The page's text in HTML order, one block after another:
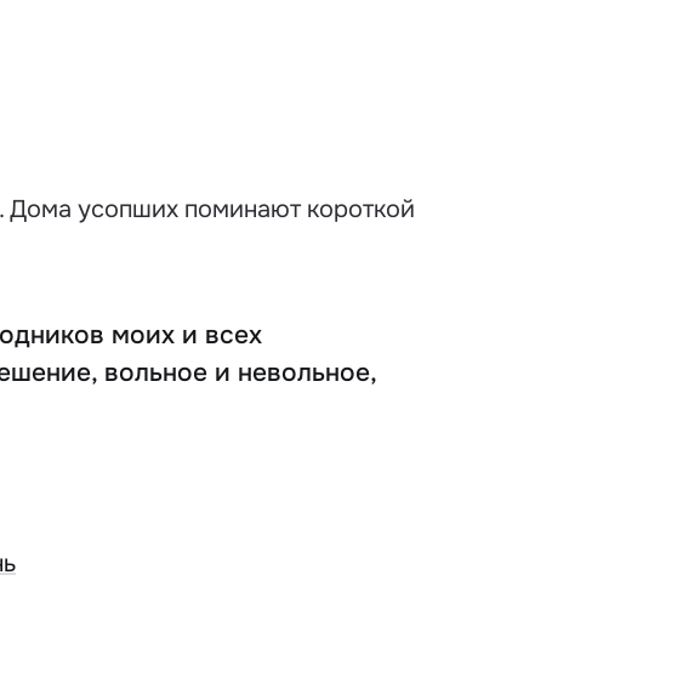
Дома усопших поминают короткой
моих и всех
вольное и невольное,